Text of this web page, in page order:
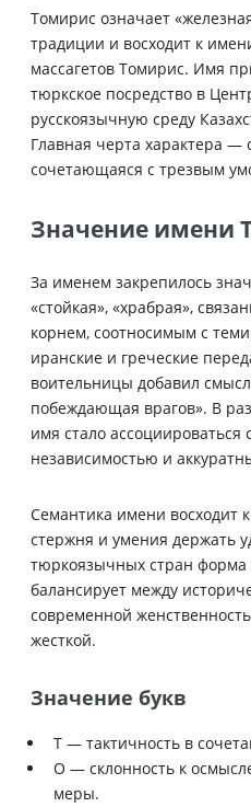
Томирис означает
традиции и восходит к
массагетов Томирис. Имя
тюркское посредство в
русскоязычную среду
Главная черта характера —
сочетающаяся с трезвым
Значение имени
За именем закрепилось
«стойкая», «храбрая»,
корнем, соотносимым с
иранские и греческие
воительницы добавил
побеждающая врагов». В
имя стало
независимостью и
Семантика имени восходит
стержня и умения держать
тюркоязычных стран
балансирует между
современной
жесткой.
Значение букв
Т — тактичность в
О — склонность к
меры.